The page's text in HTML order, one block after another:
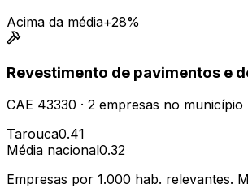
Acima da média+28%
Revestimento de pavimentos e
CAE 43330 · 2 empresas no município
Tarouca0.41
Média nacional0.32
Empresas por 1.000 hab. relevantes.